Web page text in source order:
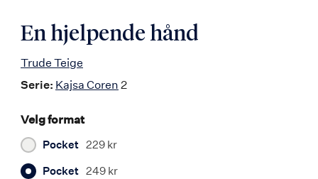
En hjelpende hånd
Trude Teige
Serie: Kajsa Coren 2
Velg format
Pocket 229 kr
Pocket 249 kr